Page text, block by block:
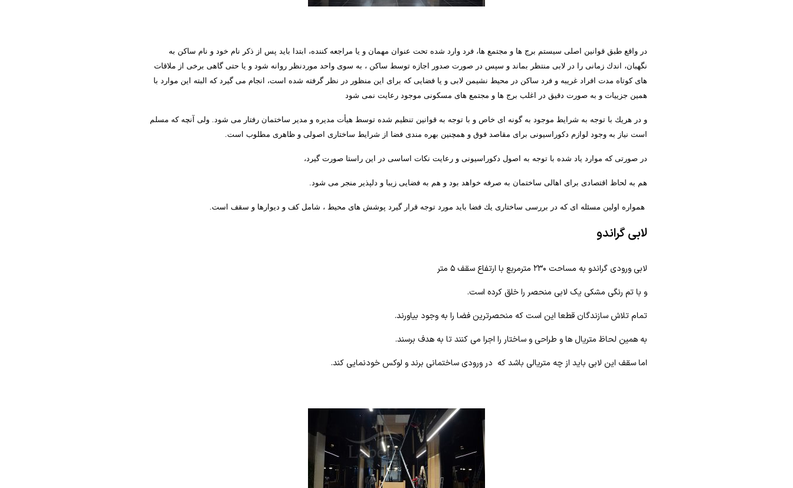
در واقع طبق قوانین اصلی سیستم برج ها و مجتمع ها، فرد وارد شده تحت عنوان مهمان و یا مراجعه كننده، ابتدا باید پس از ذكر نام خود و نام ساكن به
نگهبان، اندك زمانی را در لابی منتظر بماند و سپس در صورت صدور اجازه توسط ساكن ، به سوی واحد موردنظر روانه شود و یا حتی گاهی برخی از ملاقات
های كوتاه مدت افراد غریبه و فرد ساكن در محیط نشیمن لابی و یا فضایی كه برای این منظور در نظر گرفته شده است، انجام می گیرد كه البته این موارد با
همین جزییات و به صورت دقیق در اغلب برج ها و مجتمع های مسكونی موجود رعایت نمی شود
و در هریك با توجه به شرایط موجود به گونه ای خاص و با توجه به قوانین تنظیم شده توسط هیأت مدیره و مدیر ساختمان رفتار می شود. ولی آنچه كه مسلم
است نیاز به وجود لوازم دكوراسیونی برای مقاصد فوق و همچنین بهره مندی فضا از شرایط ساختاری اصولی و ظاهری مطلوب است.
در صورتی كه موارد یاد شده با توجه به اصول دكوراسیونی و رعایت نكات اساسی در این راستا صورت گیرد،
هم به لحاظ اقتصادی برای اهالی ساختمان به صرفه خواهد بود و هم به فضایی زیبا و دلپذیر منجر می شود.
همواره اولین مسئله ای كه در بررسی ساختاری یك فضا باید مورد توجه قرار گیرد پوشش های محیط ، شامل كف و دیوارها و سقف است.
لابی گراندو
لابی ورودی گراندو به مساحت ۲۳۰ مترمربع با ارتفاع سقف ۵ متر
و با تم رنگی مشکی یک لابی منحصر را خلق کرده است.
تمام تلاش سازندگان قطعا این است که منحصرترین فضا را به وجود بیاورند.
به همین لحاظ متریال ها و طراحی و ساختار را اجرا می کنند تا به هدف برسند.
اما سقف این لابی باید از چه متریالی باشد که در ورودی ساختمانی برند و لوکس خودنمایی کند.